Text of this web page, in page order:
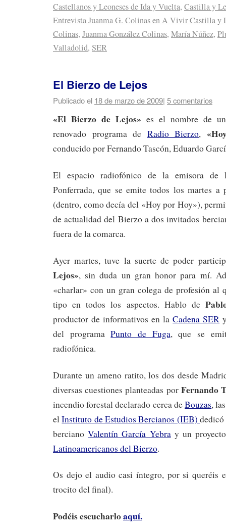
Castellanos y Leoneses de Ida y Vuelta, Castilla y
Entrevista Juanma G. Colinas en A Vivir Castilla y
Colinas, Juanma González Colinas, María Núñez,
Valladolid, SER
El Bierzo de Lejos
Publicado el 18 de marzo de 2009| 5 comentarios
«El Bierzo de Lejos» es el nombre de
renovado programa de Radio Bierzo,
conducido por Fernando Tascón, Eduardo
El espacio radiofónico de la emisora
Ponferrada, que se emite todos los martes
(dentro, como decía del «Hoy por Hoy»),
de actualidad del Bierzo a dos invitados
fuera de la comarca.
Ayer martes, tuve la suerte de poder
Lejos», sin duda un gran honor para mí.
«charlar» con un gran colega de profesión al
tipo en todos los aspectos. Hablo de
productor de informativos en laCadena SER
del programaPunto de Fuga, que se
radiofónica.
Durante un ameno ratito, los dos desde
diversas cuestiones planteadas por Fernando
incendio forestal declarado cerca deBouzas,
elInstituto de Estudios Bercianos (IEB)dedicó
bercianoValentín García Yebray un
Latinoamericanos del Bierzo.
Os dejo el audio casi íntegro, por si queréis
trocito del final).
Podéis escucharloaquí.